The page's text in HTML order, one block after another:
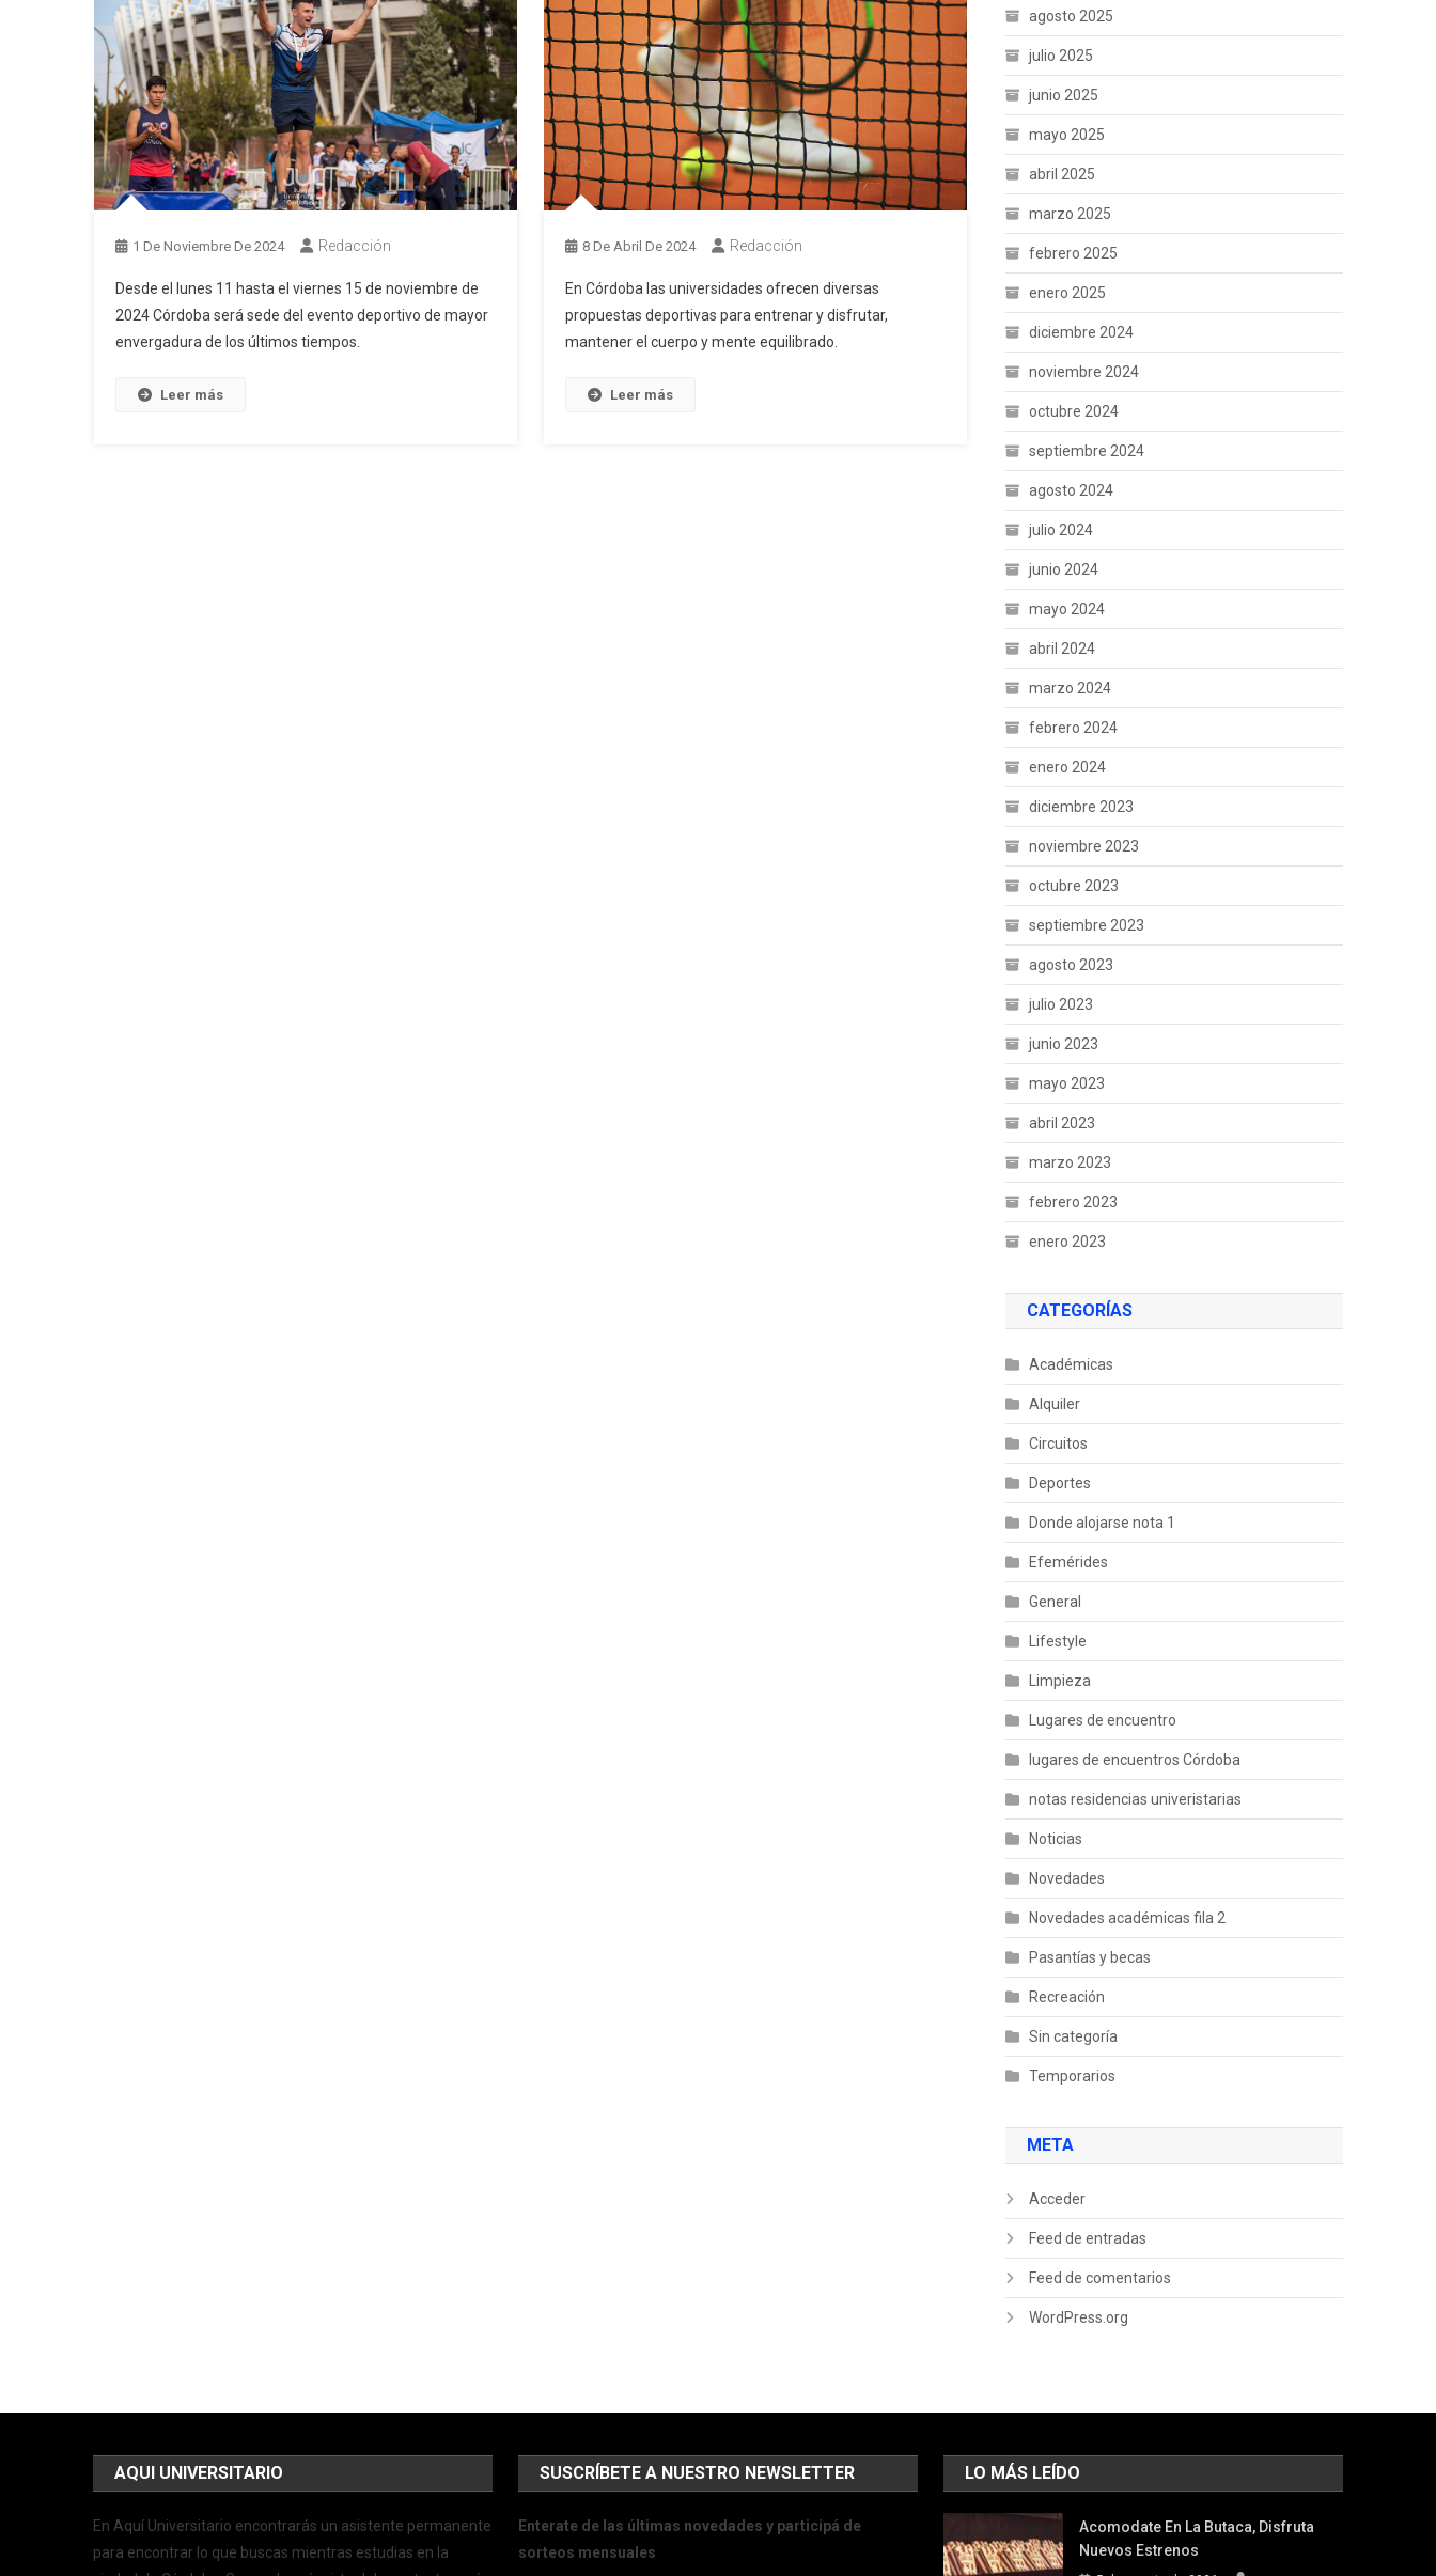
1 De Noviembre De 2024 Redacción
Desde el lunes 11 hasta el viernes 15 de noviembre de
2024 Córdoba será sede del evento deportivo de mayor
envergadura de los últimos tiempos.
Leer más
8 De Abril De 2024 Redacción
En Córdoba las universidades ofrecen diversas
propuestas deportivas para entrenar y disfrutar,
mantener el cuerpo y mente equilibrado.
Leer más
agosto 2025
julio 2025
junio 2025
mayo 2025
abril 2025
marzo 2025
febrero 2025
enero 2025
diciembre 2024
noviembre 2024
octubre 2024
septiembre 2024
agosto 2024
julio 2024
junio 2024
mayo 2024
abril 2024
marzo 2024
febrero 2024
enero 2024
diciembre 2023
noviembre 2023
octubre 2023
septiembre 2023
agosto 2023
julio 2023
junio 2023
mayo 2023
abril 2023
marzo 2023
febrero 2023
enero 2023
CATEGORÍAS
Académicas
Alquiler
Circuitos
Deportes
Donde alojarse nota 1
Efemérides
General
Lifestyle
Limpieza
Lugares de encuentro
lugares de encuentros Córdoba
notas residencias univeristarias
Noticias
Novedades
Novedades académicas fila 2
Pasantías y becas
Recreación
Sin categoría
Temporarios
META
Acceder
Feed de entradas
Feed de comentarios
WordPress.org
AQUI UNIVERSITARIO
En Aquí Universitario encontrarás un asistente permanente
para encontrar lo que buscas mientras estudias en la
SUSCRÍBETE A NUESTRO NEWSLETTER
Enterate de las últimas novedades y participá de
sorteos mensuales
LO MÁS LEÍDO
Acomodate En La Butaca, Disfruta
Nuevos Estrenos